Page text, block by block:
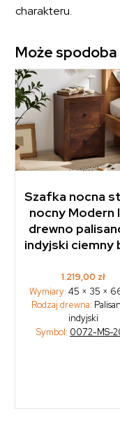
charakteru.
Może
Szafka nocna
nocny Modern
drewno
indyjski ciemny
1.219,00 zł
Wymiary:45 × 35 ×
Rodzaj drewna:
indyjski
Symbol: 0072-MS-